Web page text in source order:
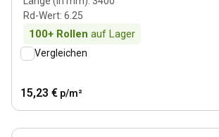
Rd-Wert: 6.25
100+ Rollen auf Lager
Vergleichen
15,23 € p/m²